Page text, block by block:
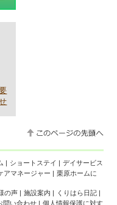
| ショートステイ | デイサービス
アマネージャー | 栗原ホームに
の声 | 施設案内 | くりはら日記 |
問い合わせ | 個人情報保護に対す